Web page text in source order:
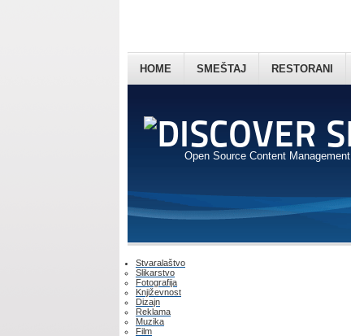
Open Source Content Management
HOME SMEŠTAJ RESTORANI
Stvaralaštvo
Slikarstvo
Fotografija
Književnost
Dizajn
Reklama
Muzika
Film